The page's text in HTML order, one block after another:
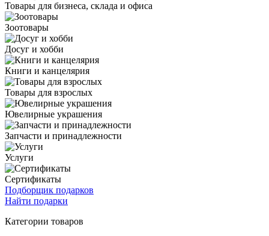
Товары для бизнеса, склада и офиса
Зоотовары
Досуг и хобби
Книги и канцелярия
Товары для взрослых
Ювелирные украшения
Запчасти и принадлежности
Услуги
Сертификаты
Подборщик подарков
Найти подарки
Категории товаров